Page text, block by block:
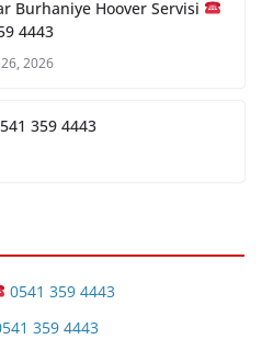
Burhaniye Hoover Servisi
4443
26, 2026
359 4443
0541 359 4443
359 4443